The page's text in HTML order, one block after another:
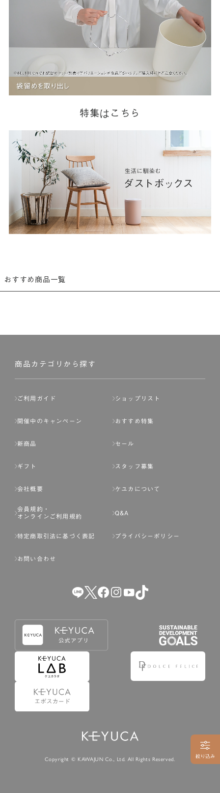
特集はこちら
おすすめ商品一覧
商品カテゴリから探す
ご利用ガイド ショップリスト
開催中のキャンペーン おすすめ特集
新商品 セール
ギフト スタッフ募集
会社概要 ケユカについて
会員規約・
オンラインご利用規約
Q&A
特定商取引法に基づく表記 プライバシーポリシー
お問い合わせ
Copyright © KAWAJUN Co., Ltd. All Rights Reserved.